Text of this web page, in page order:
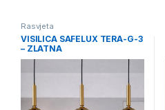
Rasvjeta
VISILICA SAFELUX TERA-G-3
– ZLATNA